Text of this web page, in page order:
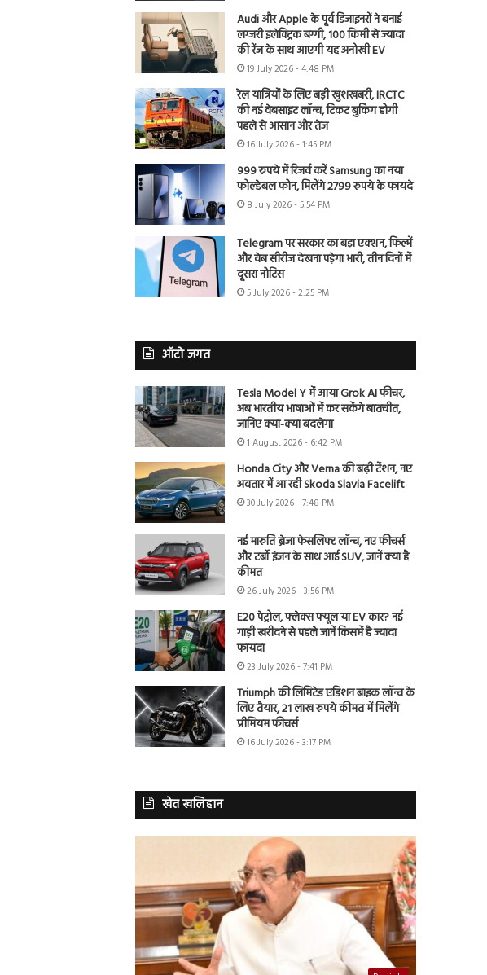
Audi और Apple के पूर्व डिजाइनरों ने बनाई
लग्जरी इलेक्ट्रिक बग्गी, 100 किमी से ज्यादा
की रेंज के साथ आएगी यह अनोखी EV
19 July 2026 - 4:48 PM
रेल यात्रियों के लिए बड़ी खुशखबरी, IRCTC
की नई वेबसाइट लॉन्च, टिकट बुकिंग होगी
पहले से आसान और तेज
16 July 2026 - 1:45 PM
999 रुपये में रिजर्व करें Samsung का नया
फोल्डेबल फोन, मिलेंगे 2799 रुपये के फायदे
8 July 2026 - 5:54 PM
Telegram पर सरकार का बड़ा एक्शन, फिल्में
और वेब सीरीज देखना पड़ेगा भारी, तीन दिनों में
दूसरा नोटिस
5 July 2026 - 2:25 PM
ऑटो जगत
Tesla Model Y में आया Grok AI फीचर,
अब भारतीय भाषाओं में कर सकेंगे बातचीत,
जानिए क्या-क्या बदलेगा
1 August 2026 - 6:42 PM
Honda City और Verna की बढ़ी टेंशन, नए
अवतार में आ रही Skoda Slavia Facelift
30 July 2026 - 7:48 PM
नई मारुति ब्रेजा फेसलिफ्ट लॉन्च, नए फीचर्स
और टर्बो इंजन के साथ आई SUV, जानें क्या है
कीमत
26 July 2026 - 3:56 PM
E20 पेट्रोल, फ्लेक्स फ्यूल या EV कार? नई
गाड़ी खरीदने से पहले जानें किसमें है ज्यादा
फायदा
23 July 2026 - 7:41 PM
Triumph की लिमिटेड एडिशन बाइक लॉन्च के
लिए तैयार, 21 लाख रुपये कीमत में मिलेंगे
प्रीमियम फीचर्स
16 July 2026 - 3:17 PM
खेत खलिहान